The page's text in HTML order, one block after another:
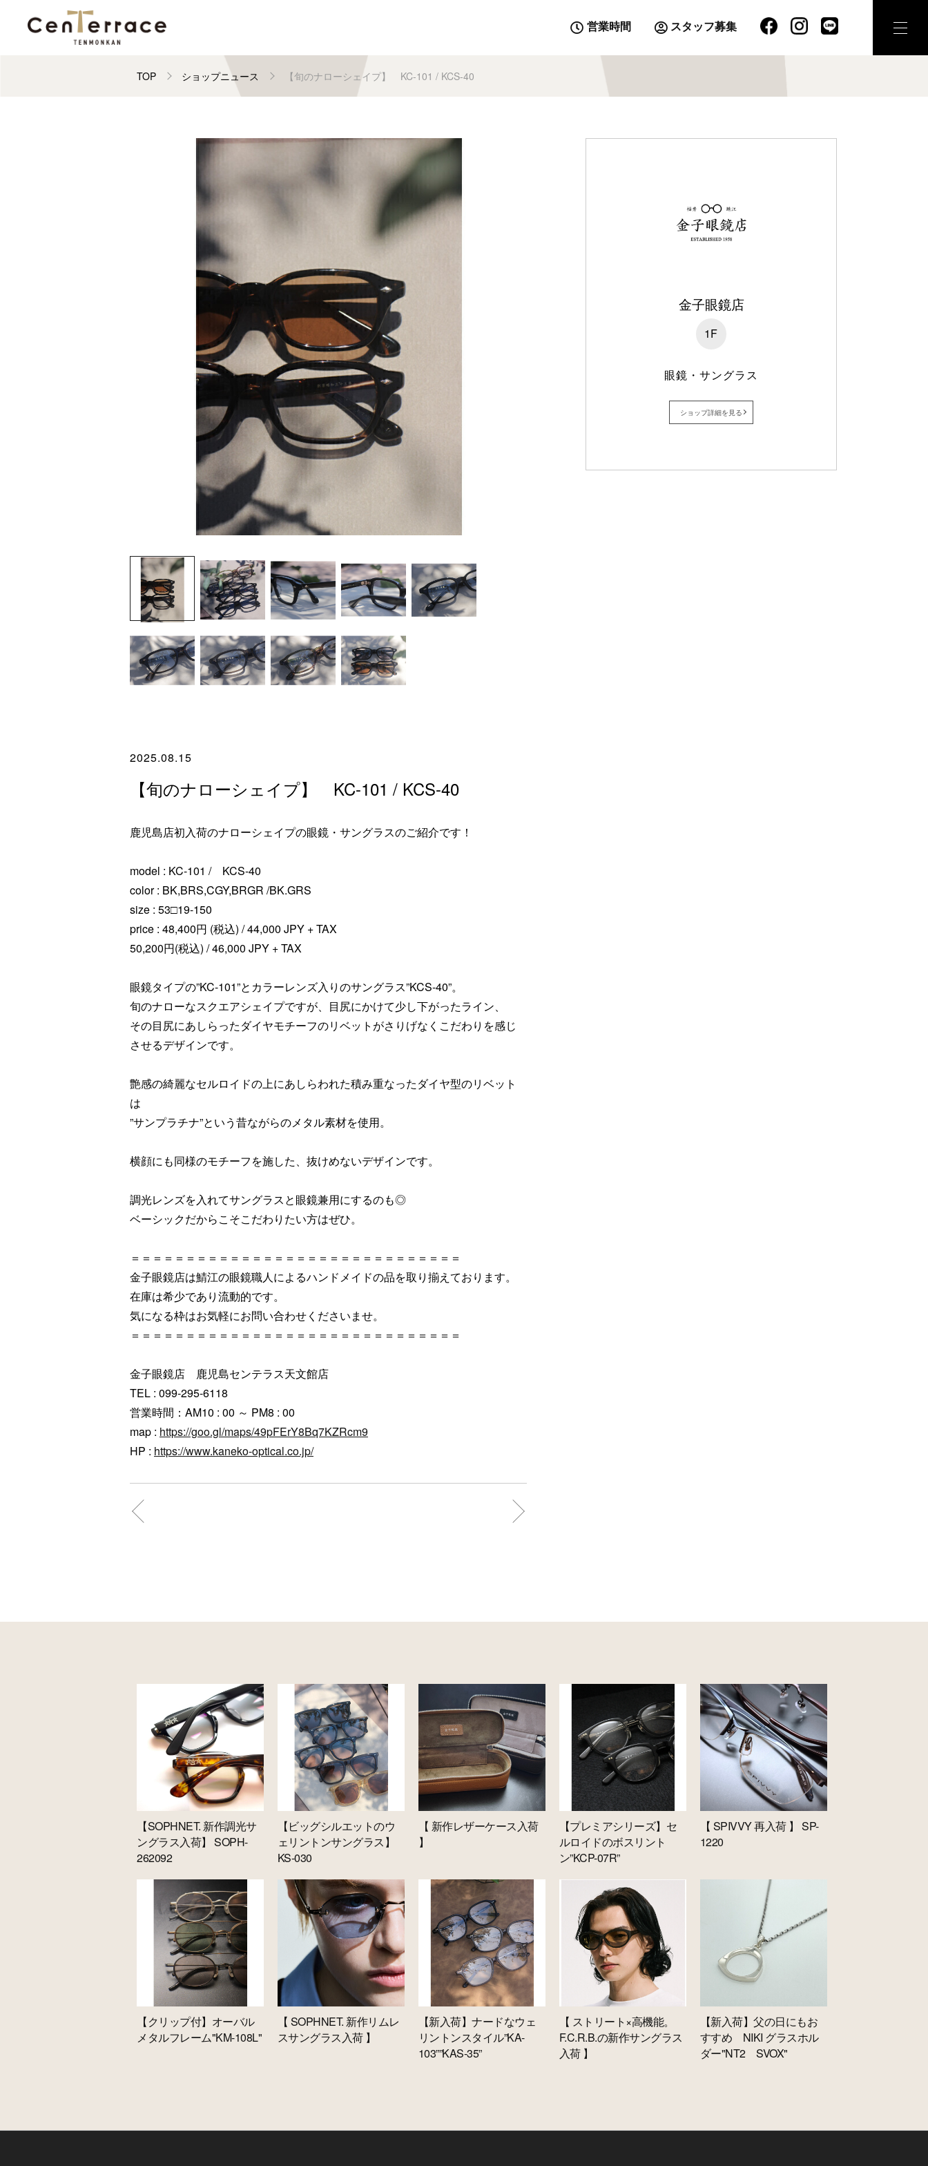
営業時間 スタッフ募集
TOP ショップニュース 【旬のナローシェイプ】 KC-101 / KCS-40
2025.08.15
【旬のナローシェイプ】 KC-101 / KCS-40
鹿児島店初入荷のナローシェイプの眼鏡・サングラスのご紹介です！
model : KC-101 / KCS-40
color : BK,BRS,CGY,BRGR /BK.GRS
size : 53□19-150
price : 48,400円 (税込) / 44,000 JPY + TAX
50,200円(税込) / 46,000 JPY + TAX
眼鏡タイプの”KC-101”とカラーレンズ入りのサングラス”KCS-40”。
旬のナローなスクエアシェイプですが、目尻にかけて少し下がったライン、
その目尻にあしらったダイヤモチーフのリベットがさりげなくこだわりを感じ
させるデザインです。
艶感の綺麗なセルロイドの上にあしらわれた積み重なったダイヤ型のリベット
は
”サンプラチナ”という昔ながらのメタル素材を使用。
横顔にも同様のモチーフを施した、抜けめないデザインです。
調光レンズを入れてサングラスと眼鏡兼用にするのも◎
ベーシックだからこそこだわりたい方はぜひ。
＝＝＝＝＝＝＝＝＝＝＝＝＝＝＝＝＝＝＝＝＝＝＝＝＝＝＝＝＝＝
金子眼鏡店は鯖江の眼鏡職人によるハンドメイドの品を取り揃えております。
在庫は希少であり流動的です。
気になる枠はお気軽にお問い合わせくださいませ。
＝＝＝＝＝＝＝＝＝＝＝＝＝＝＝＝＝＝＝＝＝＝＝＝＝＝＝＝＝＝
金子眼鏡店 鹿児島センテラス天文館店
TEL : 099-295-6118
営業時間：AM10 : 00 ～ PM8 : 00
map : https://goo.gl/maps/49pFErY8Bq7KZRcm9
HP : https://www.kaneko-optical.co.jp/
金子眼鏡店
1F
眼鏡・サングラス
ショップ詳細を見る
【SOPHNET. 新作調光サ
ングラス入荷】 SOPH-
262092
【ビッグシルエットのウ
ェリントンサングラス】
KS-030
【 新作レザーケース入荷
】
【プレミアシリーズ】セ
ルロイドのボスリント
ン”KCP-07R”
【 SPIVVY 再入荷 】 SP-
1220
【クリップ付】オーバル
メタルフレーム"KM-108L"
【 SOPHNET. 新作リムレ
スサングラス入荷 】
【新入荷】ナードなウェ
リントンスタイル”KA-
103””KAS-35”
【 ストリート×高機能。
F.C.R.B.の新作サングラス
入荷 】
【新入荷】父の日にもお
すすめ NIKI グラスホル
ダー"NT2 SVOX"